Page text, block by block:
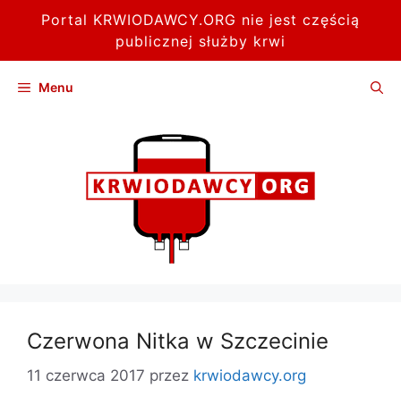
Portal KRWIODAWCY.ORG nie jest częścią
publicznej służby krwi
Menu
Czerwona Nitka w Szczecinie
11 czerwca 2017 przez krwiodawcy.org